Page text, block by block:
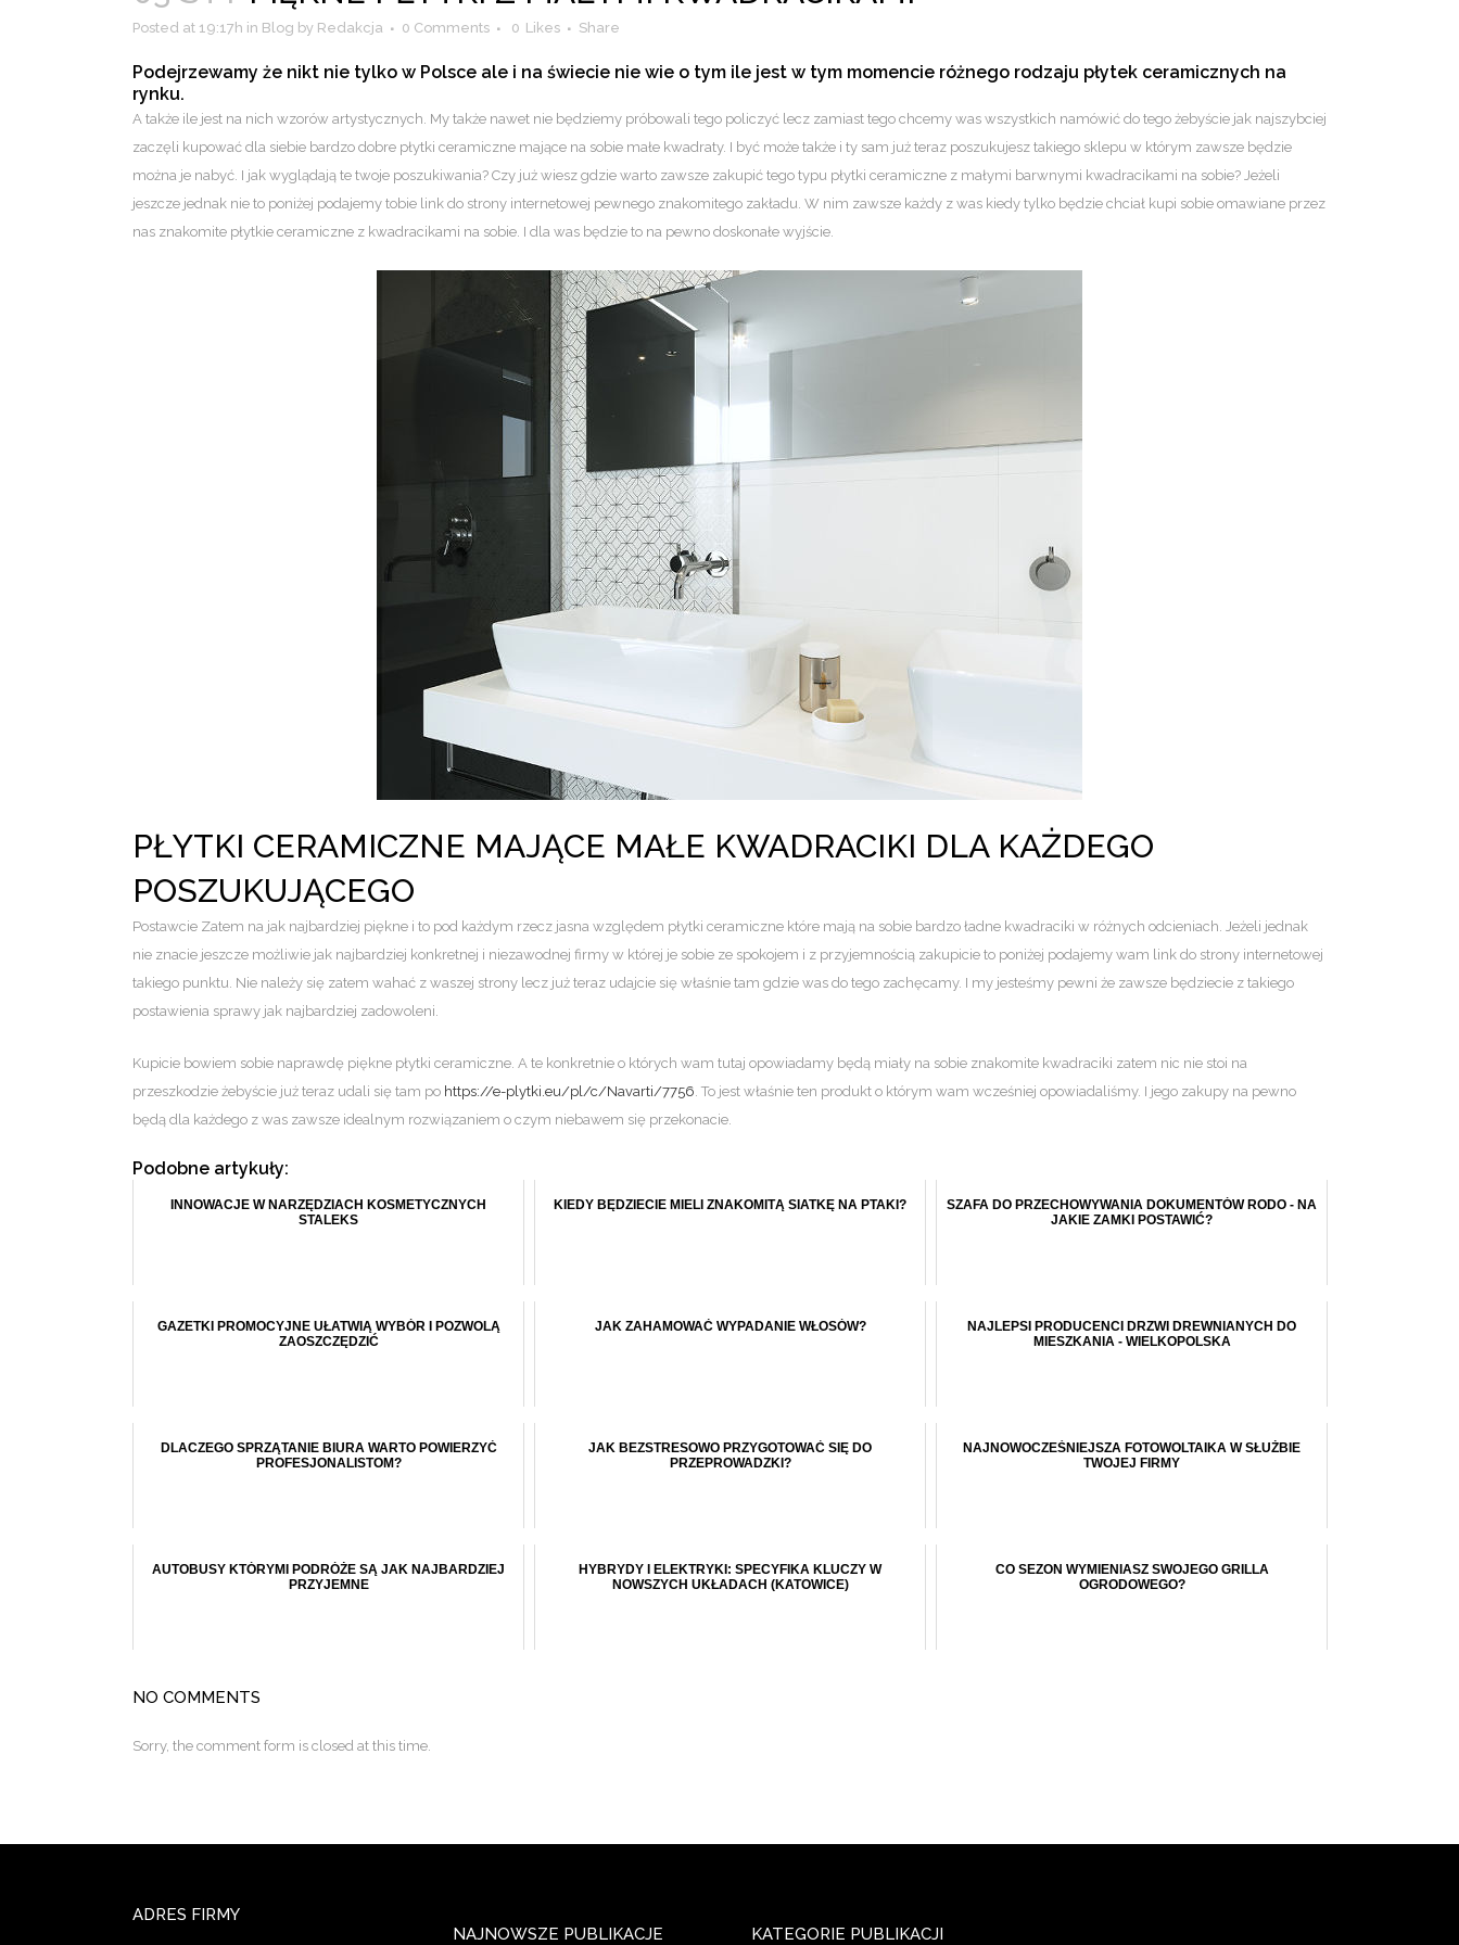
Posted at 19:17h in Blog by Redakcja 0 Comments 0 Likes Share
Podejrzewamy że nikt nie tylko w Polsce ale i na świecie nie wie o tym ile jest w tym momencie różnego rodzaju płytek ceramicznych na
rynku.
A także ile jest na nich wzorów artystycznych. My także nawet nie będziemy próbowali tego policzyć lecz zamiast tego chcemy was wszystkich namówić do tego żebyście jak najszybciej
zaczęli kupować dla siebie bardzo dobre płytki ceramiczne mające na sobie małe kwadraty. I być może także i ty sam już teraz poszukujesz takiego sklepu w którym zawsze będzie
można je nabyć. I jak wyglądają te twoje poszukiwania? Czy już wiesz gdzie warto zawsze zakupić tego typu płytki ceramiczne z małymi barwnymi kwadracikami na sobie? Jeżeli
jeszcze jednak nie to poniżej podajemy tobie link do strony internetowej pewnego znakomitego zakładu. W nim zawsze każdy z was kiedy tylko będzie chciał kupi sobie omawiane przez
nas znakomite płytkie ceramiczne z kwadracikami na sobie. I dla was będzie to na pewno doskonałe wyjście.
PŁYTKI CERAMICZNE MAJĄCE MAŁE KWADRACIKI DLA KAŻDEGO
POSZUKUJĄCEGO
Postawcie Zatem na jak najbardziej piękne i to pod każdym rzecz jasna względem płytki ceramiczne które mają na sobie bardzo ładne kwadraciki w różnych odcieniach. Jeżeli jednak
nie znacie jeszcze możliwie jak najbardziej konkretnej i niezawodnej firmy w której je sobie ze spokojem i z przyjemnością zakupicie to poniżej podajemy wam link do strony internetowej
takiego punktu. Nie należy się zatem wahać z waszej strony lecz już teraz udajcie się właśnie tam gdzie was do tego zachęcamy. I my jesteśmy pewni że zawsze będziecie z takiego
postawienia sprawy jak najbardziej zadowoleni.
Kupicie bowiem sobie naprawdę piękne płytki ceramiczne. A te konkretnie o których wam tutaj opowiadamy będą miały na sobie znakomite kwadraciki zatem nic nie stoi na
przeszkodzie żebyście już teraz udali się tam po https://e-plytki.eu/pl/c/Navarti/7756 . To jest właśnie ten produkt o którym wam wcześniej opowiadaliśmy. I jego zakupy na pewno
będą dla każdego z was zawsze idealnym rozwiązaniem o czym niebawem się przekonacie.
Podobne artykuły:
INNOWACJE W NARZĘDZIACH KOSMETYCZNYCH
STALEKS
KIEDY BĘDZIECIE MIELI ZNAKOMITĄ SIATKĘ NA PTAKI?
SZAFA DO PRZECHOWYWANIA DOKUMENTÓW RODO - NA
JAKIE ZAMKI POSTAWIĆ?
GAZETKI PROMOCYJNE UŁATWIĄ WYBÓR I POZWOLĄ
ZAOSZCZĘDZIĆ
JAK ZAHAMOWAĆ WYPADANIE WŁOSÓW?
NAJLEPSI PRODUCENCI DRZWI DREWNIANYCH DO
MIESZKANIA - WIELKOPOLSKA
DLACZEGO SPRZĄTANIE BIURA WARTO POWIERZYĆ
PROFESJONALISTOM?
JAK BEZSTRESOWO PRZYGOTOWAĆ SIĘ DO
PRZEPROWADZKI?
NAJNOWOCZEŚNIEJSZA FOTOWOLTAIKA W SŁUŻBIE
TWOJEJ FIRMY
AUTOBUSY KTÓRYMI PODRÓŻE SĄ JAK NAJBARDZIEJ
PRZYJEMNE
HYBRYDY I ELEKTRYKI: SPECYFIKA KLUCZY W
NOWSZYCH UKŁADACH (KATOWICE)
CO SEZON WYMIENIASZ SWOJEGO GRILLA
OGRODOWEGO?
NO COMMENTS
Sorry, the comment form is closed at this time.
ADRES FIRMY
NAJNOWSZE PUBLIKACJE
KATEGORIE PUBLIKACJI